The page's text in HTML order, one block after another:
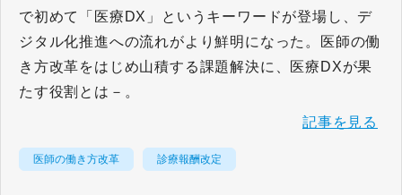
で初めて「医療DX」というキーワードが登場し、デ
ジタル化推進への流れがより鮮明になった。医師の働
き方改革をはじめ山積する課題解決に、医療DXが果
たす役割とは－。
記事を見る
医師の働き方改革 診療報酬改定